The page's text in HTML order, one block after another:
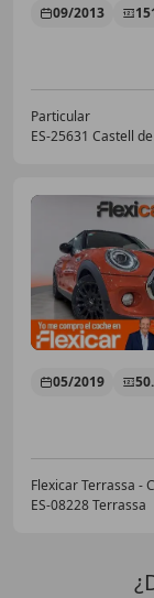
09/2013
Particular
ES-25631 Castell
05/2019
Flexicar Terrassa -
ES-08228 Terrassa